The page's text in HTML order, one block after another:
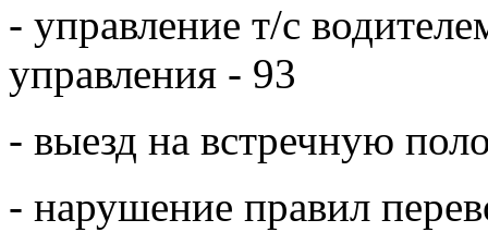
- управление т/с
управления - 93
- выезд на встречную
- нарушение правил